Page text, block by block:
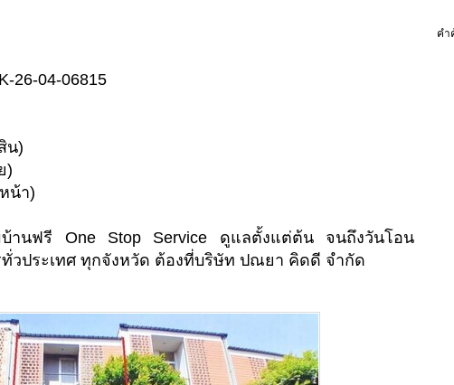
26-04-06815
น)
)
น้า)
านฟรี One Stop Service ดูแลตั้งแต่ต้น จนถึงวันโอน
วประเทศ ทุกจังหวัด ต้องที่บริษัท ปณยา คิดดี จำกัด
คำ